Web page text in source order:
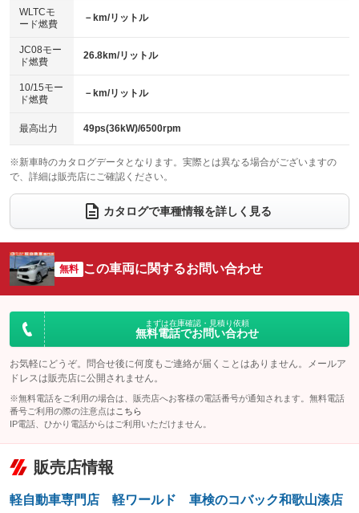
センターデフロック
：装備なし
電動格納ミラー
：装備あり
エアロ
：装備なし
：装備なし
パワーシート
ベンチシート
：装備あり
チップアップシート
：装備なし
：装備なし ：装備あり
ウォークスルー
：装備なし
電動リアゲート フロントカメラ
：装備あり
：装備なし ：装備あり
サイドカメラ
：装備あり ルーフレール
：装備なし
：装備なし
：装備なし
WLTCモ
ード燃費
－km/リットル
JC08モー
ド燃費
26.8km/リットル
10/15モー
ド燃費
－km/リットル
最高出力 49ps(36kW)/6500rpm
※新車時のカタログデータとなります。実際とは異なる場合がございますの
で、詳細は販売店にご確認ください。
カタログで車種情報を詳しく見る
無料 この車両に関するお問い合わせ
まずは在庫確認・見積り依頼
無料電話でお問い合わせ
お気軽にどうぞ。問合せ後に何度もご連絡が届くことはありません。メールア
ドレスは販売店に公開されません。
※無料電話をご利用の場合は、販売店へお客様の電話番号が通知されます。無料電話
番号ご利用の際の注意点は こちら
IP電話、ひかり電話からはご利用いただけません。
販売店情報
軽自動車専門店 軽ワールド 車検のコバック和歌山湊店